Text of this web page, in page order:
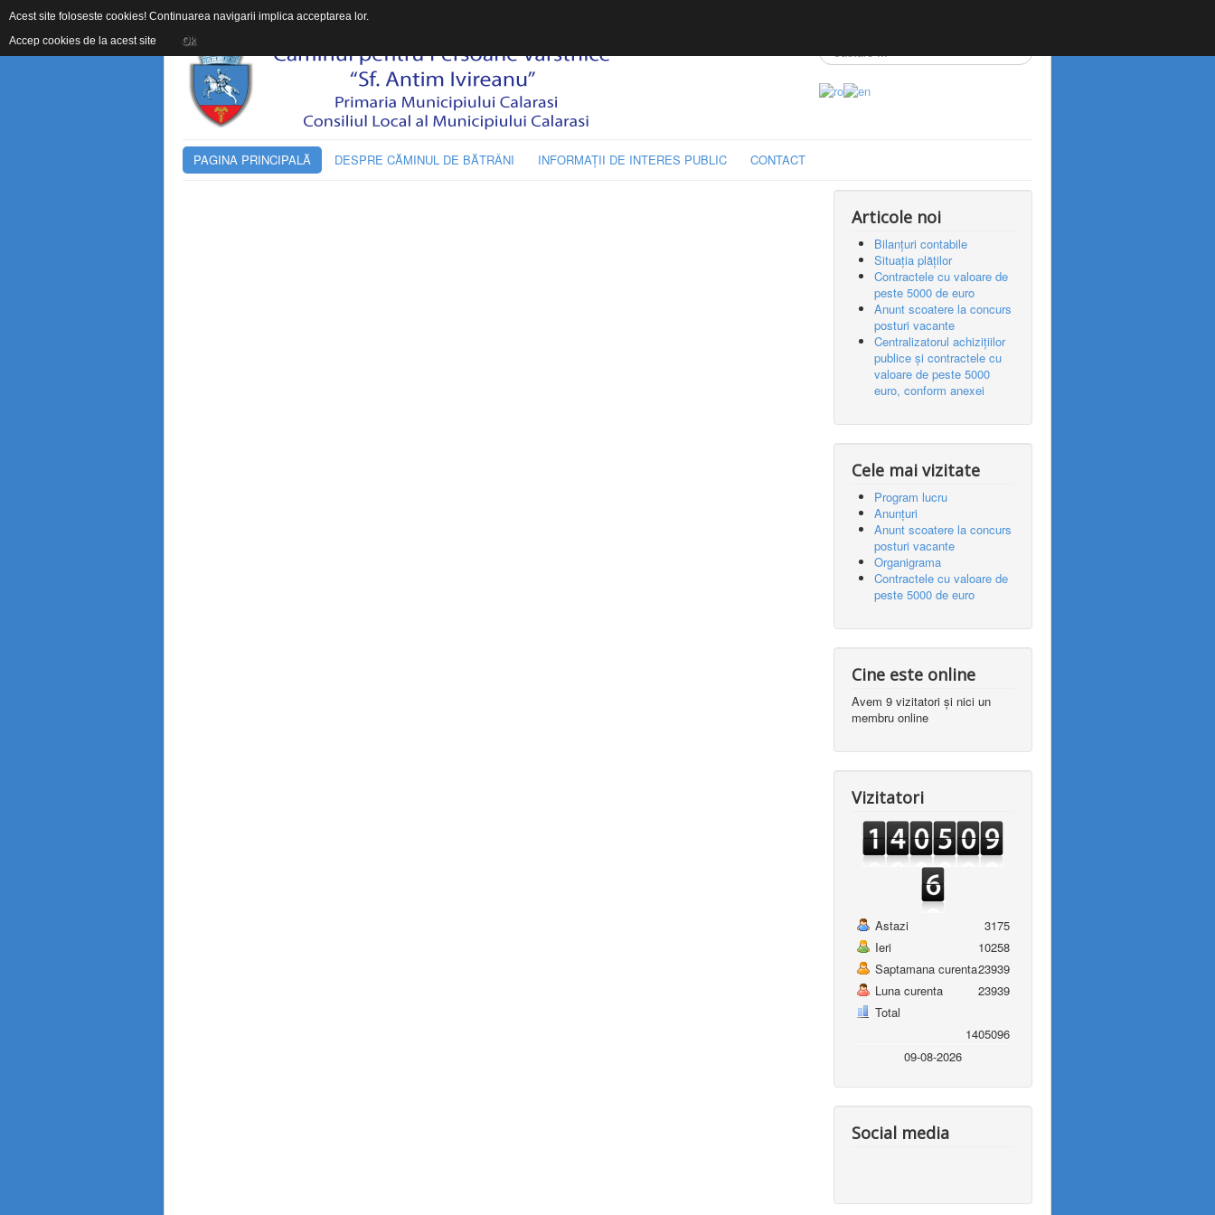
PAGINA PRINCIPALĂ DESPRE CĂMINUL DE BĂTRÂNI INFORMAŢII DE INTERES PUBLIC CONTACT
Articole noi
Bilanțuri contabile
Situația plăților
Contractele cu valoare de
peste 5000 de euro
Anunt scoatere la concurs
posturi vacante
Centralizatorul achizițiilor
publice și contractele cu
valoare de peste 5000
euro, conform anexei
Cele mai vizitate
Program lucru
Anunțuri
Anunt scoatere la concurs
posturi vacante
Organigrama
Contractele cu valoare de
peste 5000 de euro
Cine este online
Avem 9 vizitatori și nici un
membru online
Vizitatori
Astazi
Ieri
Saptamana curenta
Luna curenta
Total
3175
10258
23939
23939
1405096
09-08-2026
Social media
Acest site foloseste cookies! Continuarea navigarii implica acceptarea lor.
Accep cookies de la acest site
Ok